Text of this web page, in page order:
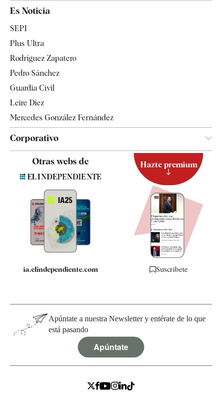
España
Televisión
Es Noticia
SEPI
Plus Ultra
Rodríguez Zapatero
Pedro Sánchez
Guardia Civil
Leire Díez
Mercedes González Fernández
Corporativo
Contacto
Quiénes somos
Especificaciones
Otras webs de
ia.elindependiente.com
Hazte premium
Suscríbete
Apúntate a nuestra Newsletter y entérate de lo que
está pasando
Apúntate